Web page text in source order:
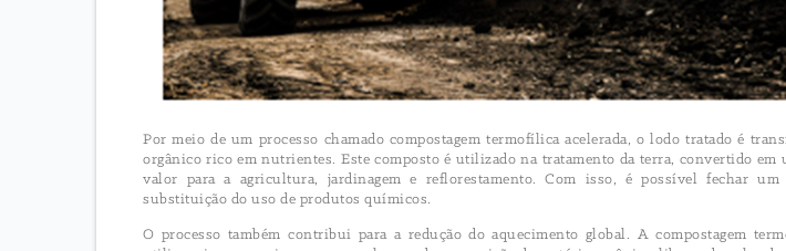
Por meio de um processo chamado compostagem termofílica acelerada, o lodo tratado é
orgânico rico em nutrientes. Este composto é utilizado na tratamento da terra, convertido em
valor para a agricultura, jardinagem e reflorestamento. Com isso, é possível fechar
substituição do uso de produtos químicos.
O processo também contribui para a redução do aquecimento global. A compostagem